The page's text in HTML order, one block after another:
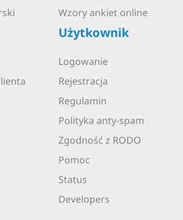
Wzory ankiet online
Użytkownik
Logowanie
Rejestracja
Regulamin
Polityka anty-spam
Zgodność z RODO
Pomoc
Status
Developers